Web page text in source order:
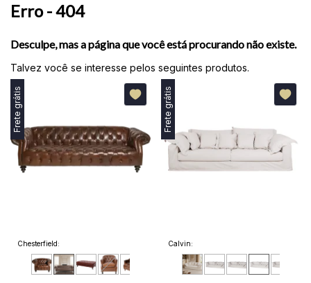
Erro - 404
Desculpe, mas a página que você está procurando não existe.
Talvez você se interesse pelos seguintes produtos.
Frete grátis
Chesterfield:
Frete grátis
Calvin: